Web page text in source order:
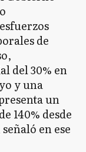
de
del 30% en
y una
un
140% desde
en ese